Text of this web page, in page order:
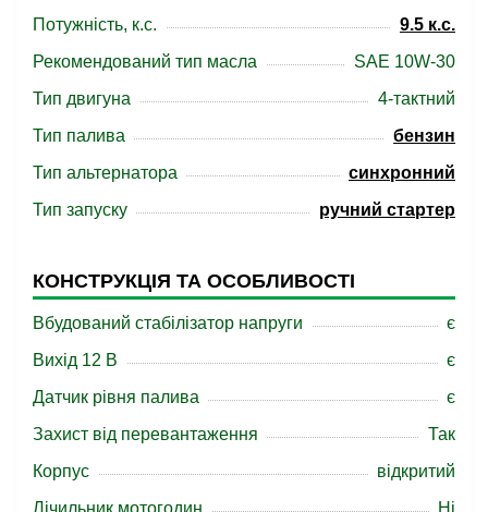
Потужність, к.с.
9.5 к.с.
Рекомендований тип масла
SAE 10W-30
Тип двигуна
4-тактний
Тип палива
бензин
Тип альтернатора
синхронний
Тип запуску
ручний стартер
КОНСТРУКЦІЯ ТА ОСОБЛИВОСТІ
Вбудований стабілізатор напруги
є
Вихід 12 В
є
Датчик рівня палива
є
Захист від перевантаження
Так
Корпус
відкритий
Лічильник мотогодин
Ні